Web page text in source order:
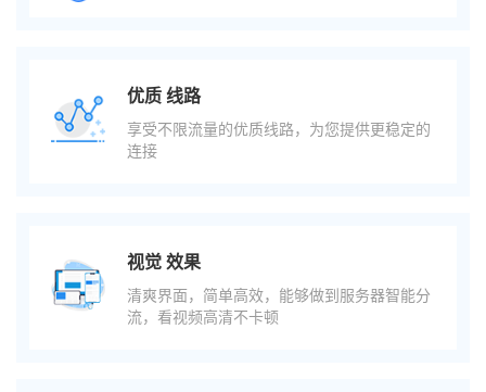
优质 线路
享受不限流量的优质线路，为您提供更稳定的
连接
视觉 效果
清爽界面，简单高效，能够做到服务器智能分
流，看视频高清不卡顿